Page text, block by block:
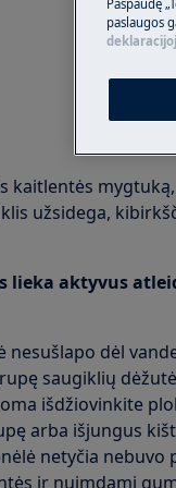
kaitlentės
užsidega,
lieka aktyvus
nesušlapo dėl
saugiklių
išdžiovinkite
arba išjungus
netyčia nebuvo
ir nuimdami
Paspaudę
paslaugos